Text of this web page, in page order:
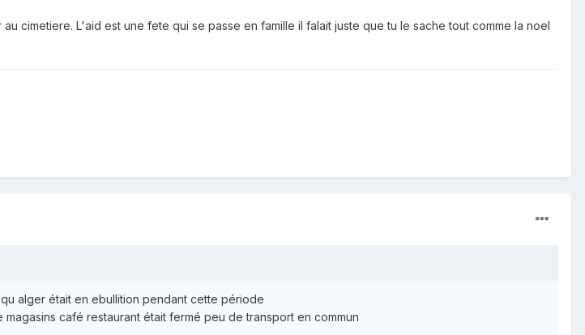
cimetiere. L'aid est une fete qui se passe en famille il falait juste que tu le sache tout comme la noel
alger était en ebullition pendant cette période
café restaurant était fermé peu de transport en commun